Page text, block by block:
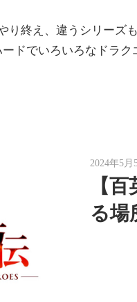
り終え、違うシリーズ
ドでいろいろなドラ
2024年5月
【
る場